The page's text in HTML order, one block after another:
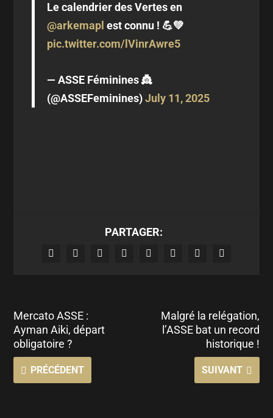
Le calendrier des Vertes en
@arkemapl est connu ! 💪💚
pic.twitter.com/lVinrAwre5
— ASSE Féminines 👸
(@ASSEFeminines)July 11, 2025
PARTAGER:
Mercato ASSE :
Ayman Aiki, départ
obligatoire ?
PRÉCÉDENT
Malgré la relégation,
l’ASSE bat un record
historique !
SUIVANT